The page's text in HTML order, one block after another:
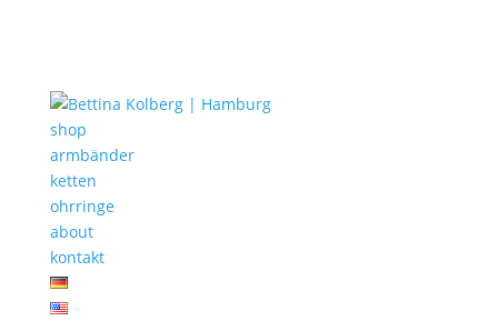
shop
armbänder
ketten
ohrringe
about
kontakt